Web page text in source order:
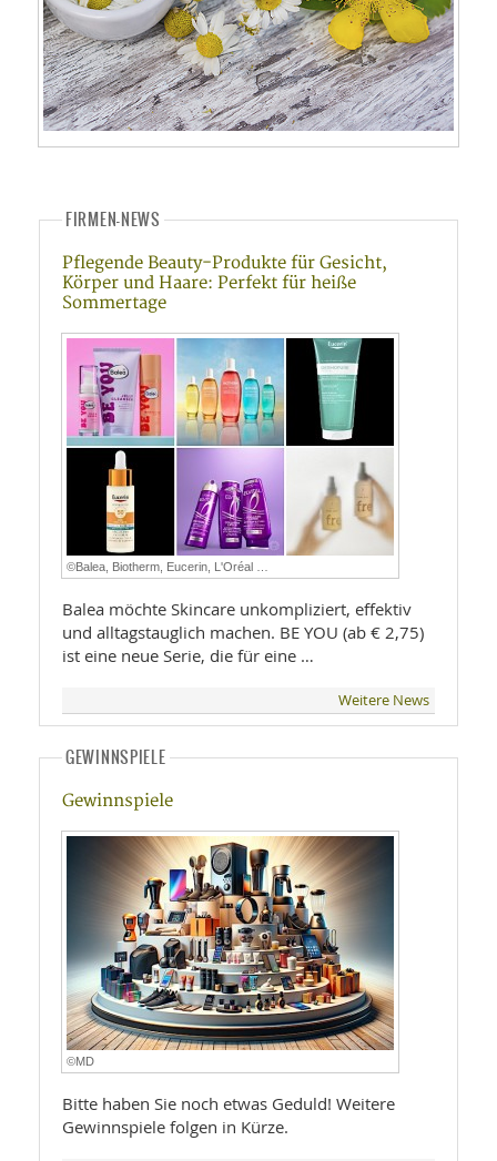
FIRMEN-NEWS
Pflegende Beauty-Produkte für Gesicht,
Körper und Haare: Perfekt für heiße
Sommertage
©Balea, Biotherm, Eucerin, L'Oréal …
Balea möchte Skincare unkompliziert, effektiv
und alltagstauglich machen. BE YOU (ab € 2,75)
ist eine neue Serie, die für eine …
Weitere News
GEWINNSPIELE
Gewinnspiele
©MD
Bitte haben Sie noch etwas Geduld! Weitere
Gewinnspiele folgen in Kürze.